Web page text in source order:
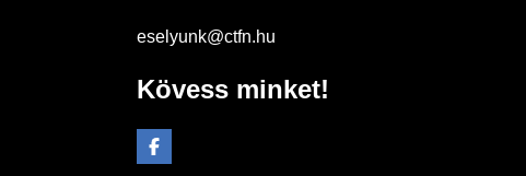
eselyunk@ctfn.hu
Kövess minket!